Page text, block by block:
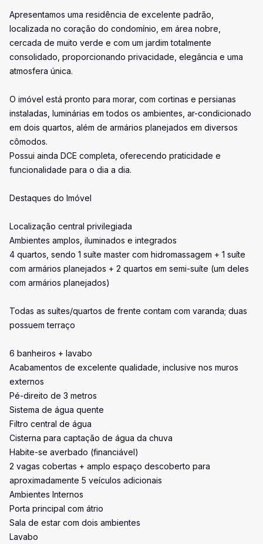
Apresentamos uma residência de excelente padrão,
localizada no coração do condomínio, em área nobre,
cercada de muito verde e com um jardim totalmente
consolidado, proporcionando privacidade, elegância e uma
atmosfera única.
O imóvel está pronto para morar, com cortinas e persianas
instaladas, luminárias em todos os ambientes, ar-condicionado
em dois quartos, além de armários planejados em diversos
cômodos.
Possui ainda DCE completa, oferecendo praticidade e
funcionalidade para o dia a dia.
Destaques do Imóvel
Localização central privilegiada
Ambientes amplos, iluminados e integrados
4 quartos, sendo 1 suíte master com hidromassagem + 1 suíte
com armários planejados + 2 quartos em semi-suíte (um deles
com armários planejados)
Todas as suítes/quartos de frente contam com varanda; duas
possuem terraço
6 banheiros + lavabo
Acabamentos de excelente qualidade, inclusive nos muros
externos
Pé-direito de 3 metros
Sistema de água quente
Filtro central de água
Cisterna para captação de água da chuva
Habite-se averbado (financiável)
2 vagas cobertas + amplo espaço descoberto para
aproximadamente 5 veículos adicionais
Ambientes Internos
Porta principal com átrio
Sala de estar com dois ambientes
Lavabo